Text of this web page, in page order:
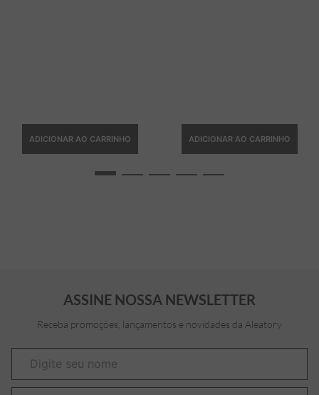
ADICIONAR AO CARRINHO ADICIONAR AO CARRINHO
ASSINE NOSSA NEWSLETTER
Receba promoções, lançamentos e novidades da Aleatory